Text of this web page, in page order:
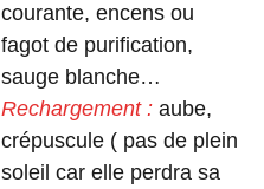
courante, encens ou
fagot de purification,
sauge blanche…
Rechargement : aube,
crépuscule ( pas de plein
soleil car elle perdra sa